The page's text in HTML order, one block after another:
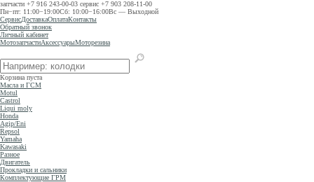
запчасти +7 916 243-00-03 сервис +7 903 208-11-00
Пн−пт: 11:00−19:00Сб: 10:00−16:00Вс — Выходной
СервисДоставкаОплатаКонтакты
Обратный звонок
Личный кабинет
МотозапчастиАксессуарыМоторезина
Корзина пуста
Масла и ГСМ
Motul
Castrol
Liqui moly
Honda
Agip/Eni
Repsol
Yamaha
Kawasaki
Разное
Двигатель
Прокладки и сальники
Комплектующие ГРМ